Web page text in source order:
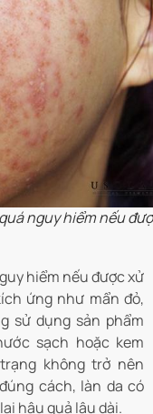
nguy hiểm nếu
hiểm nếu được xử
ứng như mẩn đỏ,
sử dụng sản phẩm
sạch hoặc kem
không trở nên
cách, làn da có
hậu quả lâu dài.